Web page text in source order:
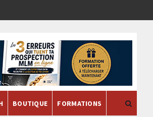
BOUTIQUE FORMATIONS